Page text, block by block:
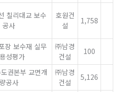
칠리대교 보수
공사
호원건
설
1,758
장 보수재 실무
성평가
㈜남경
건설
100
권본부 교면개
량공사
㈜남경
건설
5,126